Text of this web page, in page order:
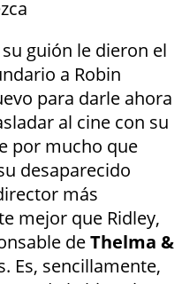
guión le dieron el
a Robin
para darle ahora
al cine con su
por mucho que
desaparecido
más
mejor que Ridley,
deThelma &
Es, sencillamente,